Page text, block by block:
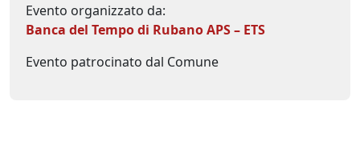
Evento organizzato da:
Banca del Tempo di Rubano APS – ETS
Evento patrocinato dal Comune